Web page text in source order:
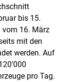
bis 15.
vom 16. März
mit den
werden. Auf
pro Tag.